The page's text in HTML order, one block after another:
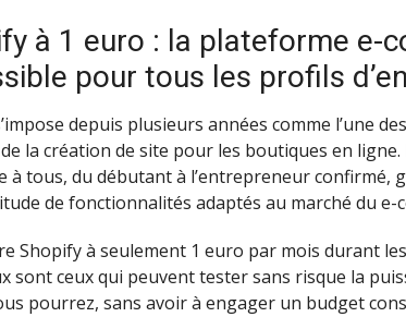
à 1 euro : la plateforme e-
pour tous les profils
depuis plusieurs années comme l’une
la création de site pour les boutiques en ligne.
à tous, du débutant à l’entrepreneur confirmé,
de fonctionnalités adaptés au marché du e-
Shopify à seulement 1 euro par mois durant
sont ceux qui peuvent tester sans risque la
pourrez, sans avoir à engager un budget